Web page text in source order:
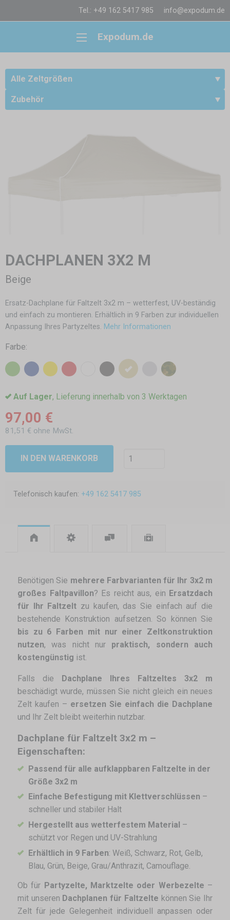
Tel.: +49 162 5417 985 info@expodum.de
Expodum.de
Alle Zeltgrößen
Zubehör
DACHPLANEN 3X2 M
Beige
Ersatz-Dachplane für Faltzelt 3x2 m – wetterfest, UV-beständig
und einfach zu montieren. Erhältlich in 9 Farben zur individuellen
Anpassung Ihres Partyzeltes. Mehr Informationen
Farbe:
Auf Lager, Lieferung innerhalb von 3 Werktagen
97,00 €
81,51 € ohne MwSt.
IN DEN WARENKORB
Telefonisch kaufen: +49 162 5417 985
Benötigen Sie mehrere Farbvarianten für Ihr 3x2 m
großes Faltpavillon? Es reicht aus, ein Ersatzdach
für Ihr Faltzelt zu kaufen, das Sie einfach auf die
bestehende Konstruktion aufsetzen. So können Sie
bis zu 6 Farben mit nur einer Zeltkonstruktion
nutzen, was nicht nur praktisch, sondern auch
kostengünstig ist.
Falls die Dachplane Ihres Faltzeltes 3x2 m
beschädigt wurde, müssen Sie nicht gleich ein neues
Zelt kaufen – ersetzen Sie einfach die Dachplane
und Ihr Zelt bleibt weiterhin nutzbar.
Dachplane für Faltzelt 3x2 m –
Eigenschaften:
Passend für alle aufklappbaren Faltzelte in der
Größe 3x2 m
Einfache Befestigung mit Klettverschlüssen –
schneller und stabiler Halt
Hergestellt aus wetterfestem Material –
schützt vor Regen und UV-Strahlung
Erhältlich in 9 Farben: Weiß, Schwarz, Rot, Gelb,
Blau, Grün, Beige, Grau/Anthrazit, Camouflage.
Ob für Partyzelte, Marktzelte oder Werbezelte –
mit unseren Dachplanen für Faltzelte können Sie Ihr
Zelt für jede Gelegenheit individuell anpassen oder